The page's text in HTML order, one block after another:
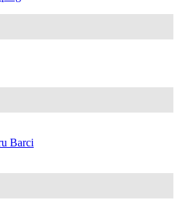
Barci